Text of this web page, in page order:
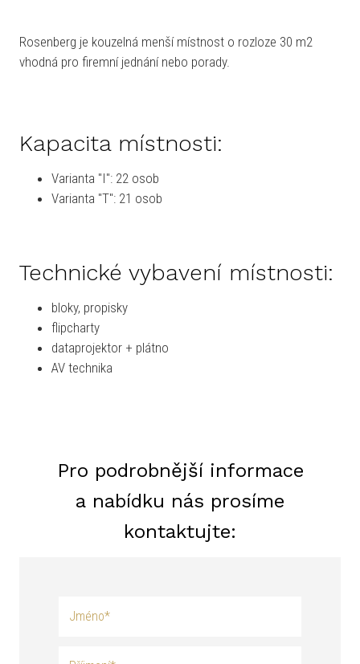
Rosenberg je kouzelná menší místnost o rozloze 30 m2
vhodná pro firemní jednání nebo porady.
Kapacita místnosti:
Varianta "I": 22 osob
Varianta "T": 21 osob
Technické vybavení místnosti:
bloky, propisky
flipcharty
dataprojektor + plátno
AV technika
Pro podrobnější informace
a nabídku nás prosíme
kontaktujte: